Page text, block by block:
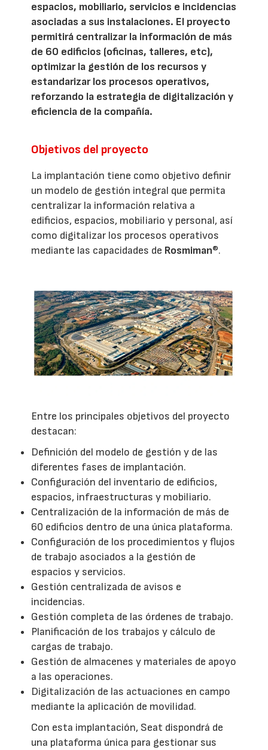
espacios, mobiliario, servicios e incidencias
asociadas a sus instalaciones. El proyecto
permitirá centralizar la información de más
de 60 edificios (oficinas, talleres, etc),
optimizar la gestión de los recursos y
estandarizar los procesos operativos,
reforzando la estrategia de digitalización y
eficiencia de la compañía.
Objetivos del proyecto
La implantación tiene como objetivo definir
un modelo de gestión integral que permita
centralizar la información relativa a
edificios, espacios, mobiliario y personal, así
como digitalizar los procesos operativos
mediante las capacidades de Rosmiman®.
Entre los principales objetivos del proyecto
destacan:
Definición del modelo de gestión y de las
diferentes fases de implantación.
Configuración del inventario de edificios,
espacios, infraestructuras y mobiliario.
Centralización de la información de más de
60 edificios dentro de una única plataforma.
Configuración de los procedimientos y flujos
de trabajo asociados a la gestión de
espacios y servicios.
Gestión centralizada de avisos e
incidencias.
Gestión completa de las órdenes de trabajo.
Planificación de los trabajos y cálculo de
cargas de trabajo.
Gestión de almacenes y materiales de apoyo
a las operaciones.
Digitalización de las actuaciones en campo
mediante la aplicación de movilidad.
Con esta implantación, Seat dispondrá de
una plataforma única para gestionar sus